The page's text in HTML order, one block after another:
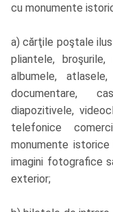
cu monumente
a) cărţile poştale
pliantele,
albumele,
documentare,
diapozitivele,
telefonice
monumente istorice
imagini fotografice
exterior;